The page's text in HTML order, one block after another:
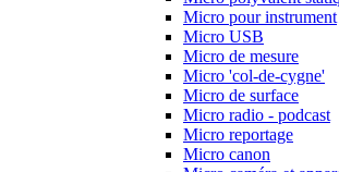
Micro pour instrument
Micro USB
Micro de mesure
Micro 'col-de-cygne'
Micro de surface
Micro radio - podcast
Micro reportage
Micro canon